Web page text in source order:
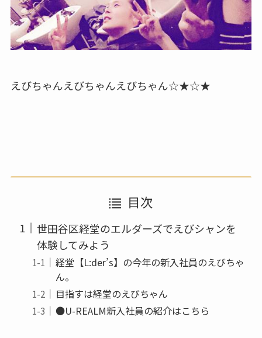
えびちゃんえびちゃんえびちゃん☆★☆★
目次
世田谷区経堂のエルダーズでえびシャンを
体験してみよう
経堂【L:der’s】の今年の新入社員のえびちゃ
ん。
目指すは経堂のえびちゃん
●U-REALM新入社員の紹介はこちら